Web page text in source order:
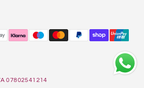
07802541214